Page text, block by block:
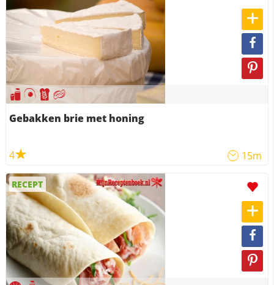
Gebakken brie met honing
4 15m
RECEPT